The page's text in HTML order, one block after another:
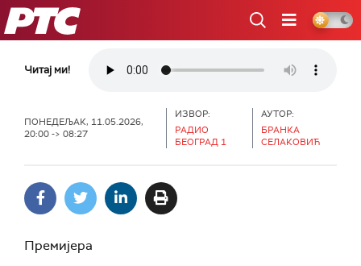
РТС
Читај ми!
ПОНЕДЕЉАК, 11.05.2026,
20:00 -> 08:27
ИЗВОР:
РАДИО
БЕОГРАД 1
АУТОР:
БРАНКА
СЕЛАКОВИЋ
Премијера